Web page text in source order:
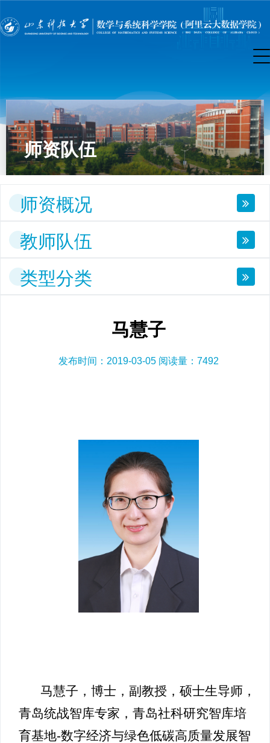
师资队伍
师资概况
教师队伍
类型分类
马慧子
发布时间：2019-03-05 阅读量： 7492
马慧子，博士，副教授，硕士生导师，
青岛统战智库专家，青岛社科研究智库培
育基地-数字经济与绿色低碳高质量发展智